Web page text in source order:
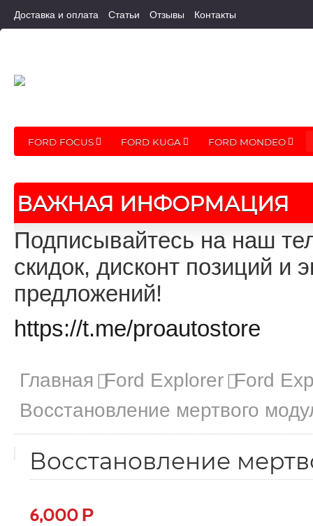
Доставка и оплата Статьи Отзывы Контакты
FORD FOCUS FORD KUGA FORD MONDEO
ВАЖНАЯ ИНФОРМАЦИЯ
Подписывайтесь на наш
скидок, дисконт позиций и
предложений!
https://t.me/proautostore
Главная Ford Explorer Ford
Восстановление мертвого
Восстановление
6,000 Р